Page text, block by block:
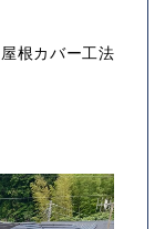
屋根カバー工法